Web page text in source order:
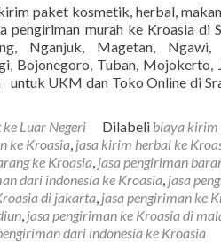
paket kosmetik, herbal,
pengiriman murah ke Kroasia di
Nganjuk, Magetan,
Bojonegoro, Tuban, Mojokerto,
UKM dan Toko Online di
Luar Negeri Dilabeli biaya kirim
ke Kroasia, jasa kirim herbal ke
ke Kroasia, jasa pengiriman
dari indonesia ke Kroasia, jasa
di jakarta, jasa pengiriman ke
, jasa pengiriman ke Kroasia di
dari indonesia ke Kroasia